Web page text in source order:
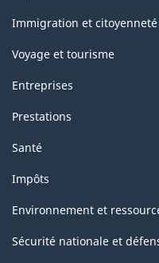
sujets
Immigration et citoyenneté
Voyage et tourisme
Entreprises
Prestations
Santé
Impôts
Environnement et
Sécurité nationale et